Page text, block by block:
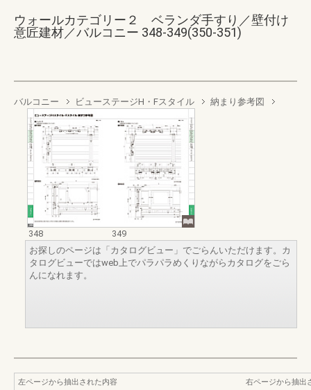
ウォールカテゴリー２ ベランダ手すり／壁付け
意匠建材／バルコニー 348-349(350-351)
バルコニー ビューステージH・Fスタイル 納まり参考図
348
349
お探しのページは「カタログビュー」でごらんいただけます。カ
タログビューではweb上でパラパラめくりながらカタログをごら
んになれます。
左ページから抽出された内容
右ページから抽出